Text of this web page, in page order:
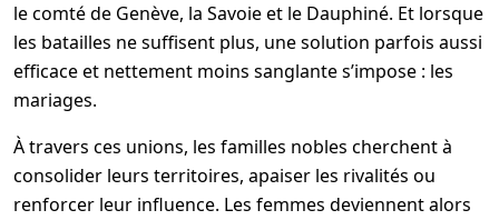
le comté de Genève, la Savoie et le Dauphiné. Et lorsque
les batailles ne suffisent plus, une solution parfois aussi
efficace et nettement moins sanglante s’impose : les
mariages.
À travers ces unions, les familles nobles cherchent à
consolider leurs territoires, apaiser les rivalités ou
renforcer leur influence. Les femmes deviennent alors